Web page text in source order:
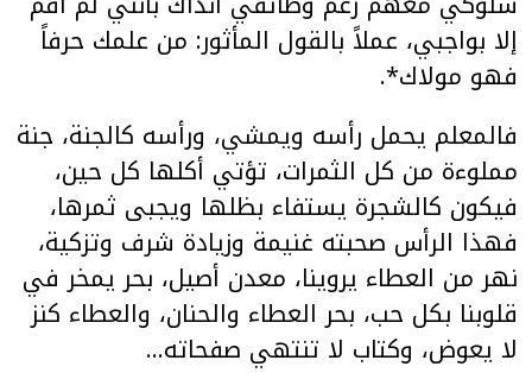
إلا بواجبي، عملاً بالقول المأثور: من علمك حرفاً
فهو مولاك*.
فالمعلم يحمل رأسه ويمشي، ورأسه كالجنة، جنة
مملوءة من كل الثمرات، تؤتي أكلها كل حين،
فيكون كالشجرة يستفاء بظلها ويجبى ثمرها،
فهذا الرأس صحبته غنيمة وزيادة شرف وتزكية،
نهر من العطاء يروينا، معدن أصيل، بحر يمخر في
قلوبنا بكل حب، بحر العطاء والحنان، والعطاء كنز
لا يعوض، وكتاب لا تنتهي صفحاته…